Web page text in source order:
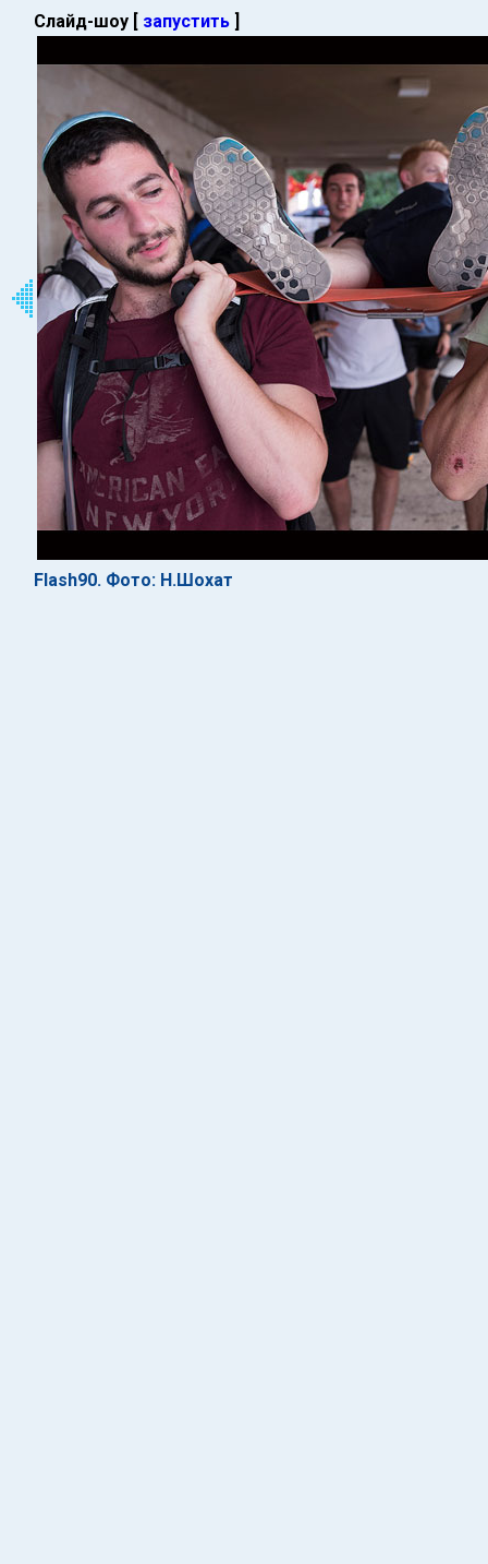
Слайд-шоу [ запустить ]
Flash90. Фото: Н.Шохат